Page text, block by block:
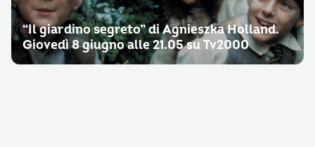
“Il giardino segreto” di Agnieszka Holland.
Giovedì 8 giugno alle 21.05 su Tv2000